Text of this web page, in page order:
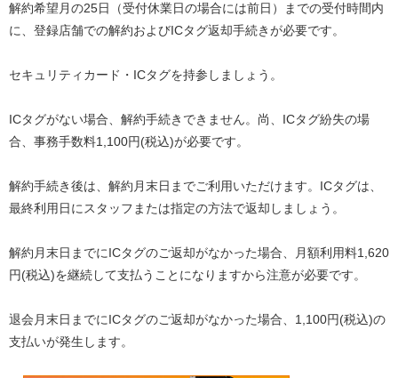
解約希望月の25日（受付休業日の場合には前日）までの受付時間内
に、登録店舗での解約およびICタグ返却手続きが必要です。
セキュリティカード・ICタグを持参しましょう。
ICタグがない場合、解約手続きできません。尚、ICタグ紛失の場
合、事務手数料1,100円(税込)が必要です。
解約手続き後は、解約月末日までご利用いただけます。ICタグは、
最終利用日にスタッフまたは指定の方法で返却しましょう。
解約月末日までにICタグのご返却がなかった場合、月額利用料1,620
円(税込)を継続して支払うことになりますから注意が必要です。
退会月末日までにICタグのご返却がなかった場合、1,100円(税込)の
支払いが発生します。